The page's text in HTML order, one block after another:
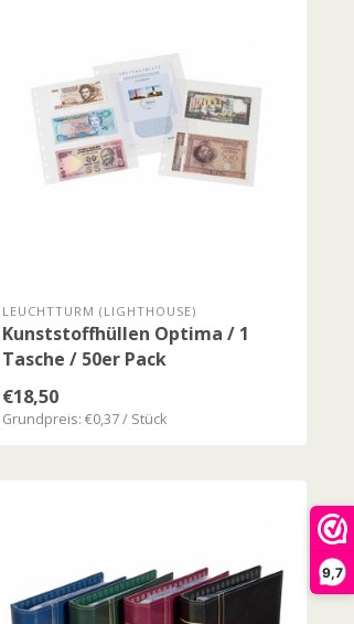
9,7
LEUCHTTURM (LIGHTHOUSE)
Kunststoffhüllen Optima / 1
Tasche / 50er Pack
€18,50
Grundpreis: €0,37 / Stück